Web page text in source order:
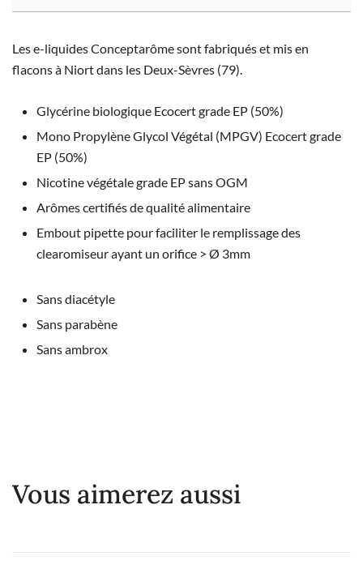
Les e-liquides Conceptarôme sont fabriqués et mis en
flacons à Niort dans les Deux-Sèvres (79).
Glycérine biologique Ecocert grade EP (50%)
Mono Propylène Glycol Végétal (MPGV) Ecocert grade
EP (50%)
Nicotine végétale grade EP sans OGM
Arômes certifiés de qualité alimentaire
Embout pipette pour faciliter le remplissage des
clearomiseur ayant un orifice > Ø 3mm
Sans diacétyle
Sans parabène
Sans ambrox
Vous aimerez aussi